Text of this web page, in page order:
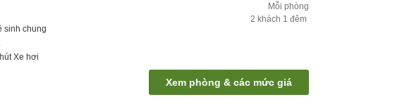
sinh chung
Xe hơi
Mỗi phòng
2 khách 1 đêm
Xem phòng & các mức giá